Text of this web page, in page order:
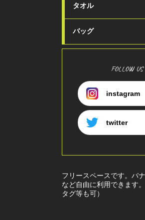
タオル
バッグ
FOLLOW US
instagram
twitter
フリースペースです。バ
など自由に利用できます
タグ等も可）